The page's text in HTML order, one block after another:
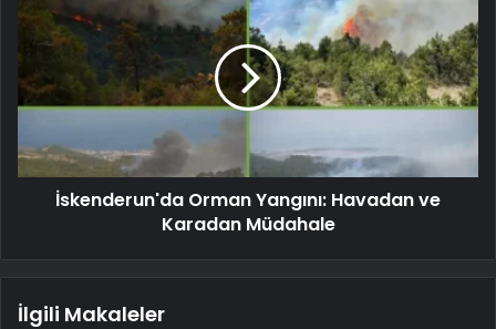
İskenderun'da Orman Yangını: Havadan ve
Karadan Müdahale
İlgili Makaleler